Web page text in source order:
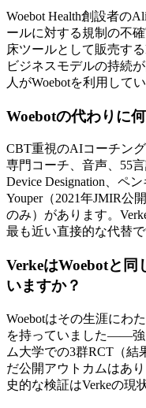
Woebot Health創設者の
ールに対する規制の不
床ツールとして販売す
ビジネスモデルの持続
人がWoebotを利用してい
Woebotの代わりに
CBT重視のAIコーチン
専門コーチ、音声、55
Device Designation、ペ
Youper（2021年JMIR公
のみ）があります。
最も近い直接的な代替で
VerkeはWoebotと
いますか？
Woebotはその生涯にわ
を持っていました——強
ム大学での3群RCT（結
だ公開アウトカムはあ
史的な検証はVerkeの現